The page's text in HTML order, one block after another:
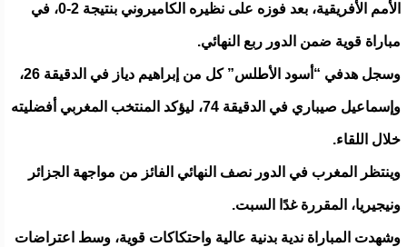
الأمم الأفريقية، بعد فوزه على نظيره الكاميروني بنتيجة 2-0، في
مباراة قوية ضمن الدور ربع النهائي.
وسجل هدفي “أسود الأطلس” كل من إبراهيم دياز في الدقيقة 26،
وإسماعيل صيباري في الدقيقة 74، ليؤكد المنتخب المغربي أفضليته
خلال اللقاء.
وينتظر المغرب في الدور نصف النهائي الفائز من مواجهة الجزائر
ونيجيريا، المقررة غدًا السبت.
وشهدت المباراة ندية بدنية عالية واحتكاكات قوية، وسط اعتراضات